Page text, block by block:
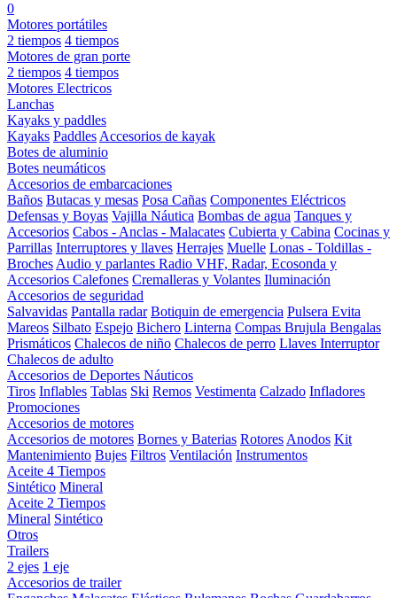
0
Motores portátiles
2 tiempos 4 tiempos
Motores de gran porte
2 tiempos 4 tiempos
Motores Electricos
Lanchas
Kayaks y paddles
Kayaks Paddles Accesorios de kayak
Botes de aluminio
Botes neumáticos
Accesorios de embarcaciones
Baños Butacas y mesas Posa Cañas Componentes Eléctricos
Defensas y Boyas Vajilla Náutica Bombas de agua Tanques y
Accesorios Cabos - Anclas - Malacates Cubierta y Cabina Cocinas y
Parrillas Interruptores y llaves Herrajes Muelle Lonas - Toldillas -
Broches Audio y parlantes Radio VHF, Radar, Ecosonda y
Accesorios Calefones Cremalleras y Volantes Iluminación
Accesorios de seguridad
Salvavidas Pantalla radar Botiquin de emergencia Pulsera Evita
Mareos Silbato Espejo Bichero Linterna Compas Brujula Bengalas
Prismáticos Chalecos de niño Chalecos de perro Llaves Interruptor
Chalecos de adulto
Accesorios de Deportes Náuticos
Tiros Inflables Tablas Ski Remos Vestimenta Calzado Infladores
Promociones
Accesorios de motores
Accesorios de motores Bornes y Baterias Rotores Anodos Kit
Mantenimiento Bujes Filtros Ventilación Instrumentos
Aceite 4 Tiempos
Sintético Mineral
Aceite 2 Tiempos
Mineral Sintético
Otros
Trailers
2 ejes 1 eje
Accesorios de trailer